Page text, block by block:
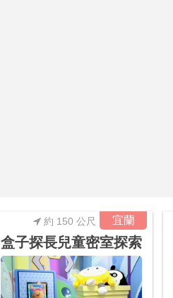
宜蘭
約 150 公尺
盒子探長兒童密室探索